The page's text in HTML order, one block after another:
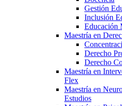
Gestión
Inclusión
Educación
Maestría en
Derecho
Derecho
Maestría en
Flex
Maestría en
Estudios